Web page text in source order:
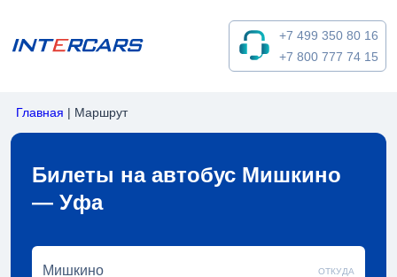
+7 499 350 80 16
+7 800 777 74 15
Главная | Маршрут
Билеты на автобус Мишкино
— Уфа
ОТКУДА